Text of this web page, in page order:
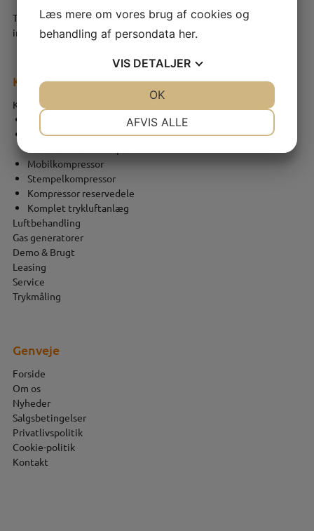
Tlf.:
+45 82 30 30 58
info@trykluftcenter.dk
Kategorier
Kompressorer
Skruekompressor
Oliefri kompressor
Mobilkompressor
Stempelkompressor
Kompressor reservedele
Komplet trykluftanlæg
Luftbehandling
Gas generatorer
Demo & Brugt
Leasing
Service
Trykmåling
Genveje
Forside
Om os
Nyheder
Salgsbetingelser
Privatlivspolitik
Cookie-politik
Kontakt
Læs mere om vores brug af cookies og
behandling af persondata her.
VIS DETALJER
MARKETING
AFVIS ALLE
OK